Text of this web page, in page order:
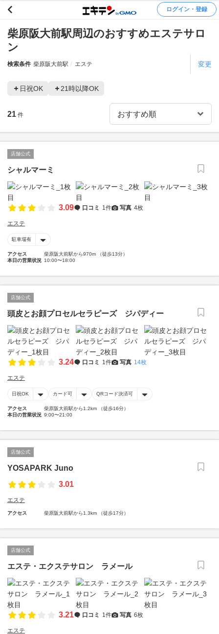
ログイン・登録
柴原阪大前駅周辺のおすすめエステサロ
ン
検索条件 柴原阪大前駅 エステ 変更
日祝OK 21時以降OK
21 件
店舗公式
シャルマーミ
3.09 口コミ 1件 写真 4枚
エステ
駐車場有
アクセス
柴原阪大前駅から970m （徒歩13分）
本日の営業状況 10:00〜18:00
店舗公式
頭皮とお顔プロセルセラピーズ ジパディー
3.24 口コミ 1件 写真 14枚
エステ
日祝OK カード可 QRコード決済可
アクセス
柴原阪大前駅から1.2km （徒歩16分）
本日の営業状況 9:00〜21:00
店舗公式
YOSAPARK Juno
3.01
エステ
アクセス 柴原阪大前駅から1.3km （徒歩17分）
店舗公式
エステ・エクステサロン ラメール
3.21 口コミ 1件 写真 6枚
エステ